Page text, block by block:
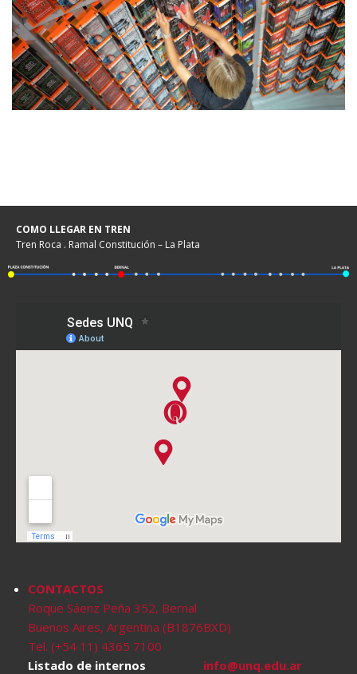
COMO LLEGAR EN TREN
Tren Roca . Ramal Constitución – La Plata
CONTACTOS
Roque Sáenz Peña 352, Bernal
Buenos Aires, Argentina (B1876BXD)
Tel. (+54 11) 4365 7100
Listado de internos
info@unq.edu.ar